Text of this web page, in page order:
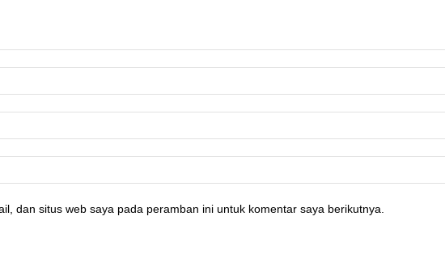
dan situs web saya pada peramban ini untuk komentar saya berikutnya.